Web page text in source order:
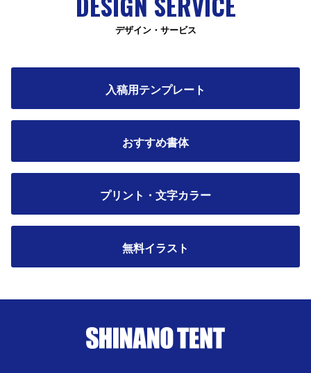
デザイン・サービス
入稿用テンプレート
おすすめ書体
プリント・文字カラー
無料イラスト